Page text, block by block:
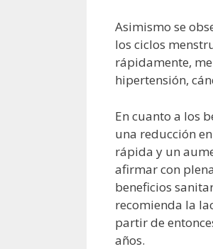
Asimismo se
los ciclos
rápidamente,
hipertensión,
En cuanto a los
una reducción
rápida y un
afirmar con
beneficios
recomienda la
partir de
años.